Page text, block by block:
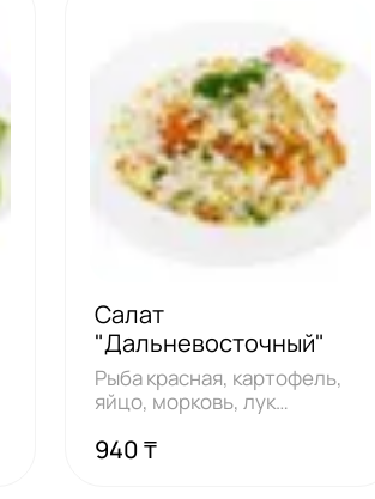
Салат
"Дальневосточный"
Рыба красная, картофель,
яйцо, морковь, лук
940 ₸